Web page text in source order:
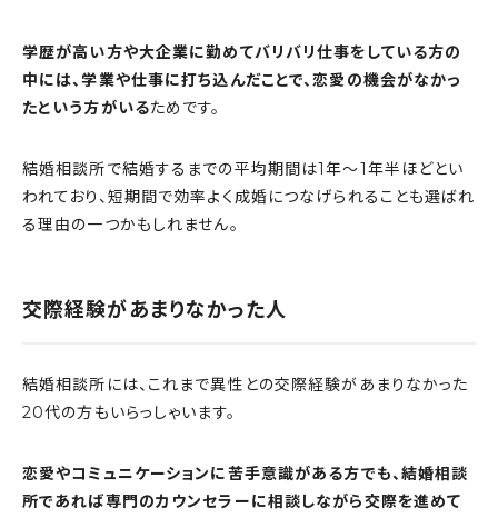
学歴が高い方や大企業に勤めてバリバリ仕事をしている方の
中には、学業や仕事に打ち込んだことで、恋愛の機会がなかっ
たという方がいるためです。
結婚相談所で結婚するまでの平均期間は1年〜1年半ほどとい
われており、短期間で効率よく成婚につなげられることも選ばれ
る理由の一つかもしれません。
交際経験があまりなかった人
結婚相談所には、これまで異性との交際経験があまりなかった
20代の方もいらっしゃいます。
恋愛やコミュニケーションに苦手意識がある方でも、結婚相談
所であれば専門のカウンセラーに相談しながら交際を進めて